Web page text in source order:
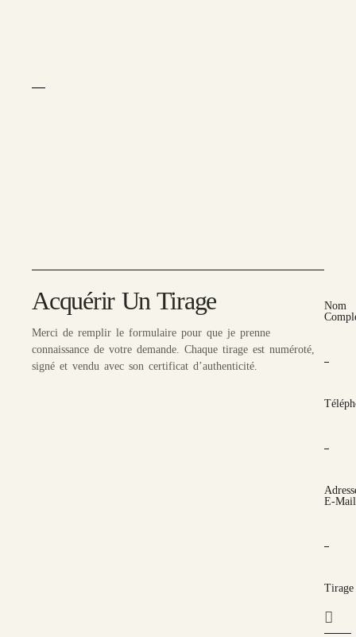
Acquérir Un Tirage
Merci de remplir le formulaire pour que je prenne
connaissance de votre demande. Chaque tirage est numéroté,
signé et vendu avec son certificat d’authenticité.
Nom
E-Mail
Tirage